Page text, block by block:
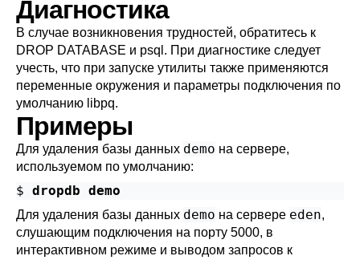
Диагностика
В случае возникновения трудностей, обратитесь к
DROP DATABASE и psql . При диагностике следует
учесть, что при запуске утилиты также применяются
переменные окружения и параметры подключения по
умолчанию libpq.
Примеры
Для удаления базы данных demo на сервере,
используемом по умолчанию:
$ dropdb demo
Для удаления базы данных demo на сервере eden,
слушающим подключения на порту 5000, в
интерактивном режиме и выводом запросов к